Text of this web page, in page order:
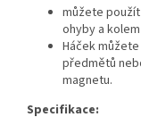
můžete
ohyby a
Háček
předmětů
magnetu.
Specifikace: